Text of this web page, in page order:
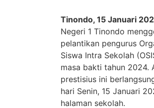
Tinondo, 15 Januari
Negeri 1 Tinondo
pelantikan pengurus
Siswa Intra Sekolah
masa bakti tahun 2024.
prestisius ini
hari Senin, 15 Januari
halaman sekolah.